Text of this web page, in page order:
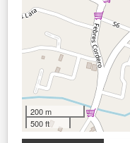
200 m
500 ft